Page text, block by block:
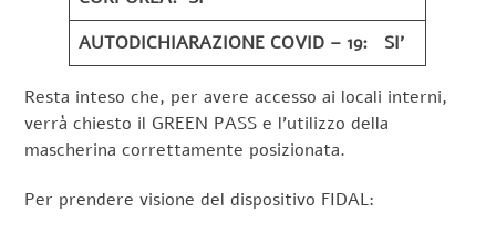
AUTODICHIARAZIONE COVID – 19: SI’
Resta inteso che, per avere accesso ai locali interni,
verrà chiesto il GREEN PASS e l’utilizzo della
mascherina correttamente posizionata.
Per prendere visione del dispositivo FIDAL: